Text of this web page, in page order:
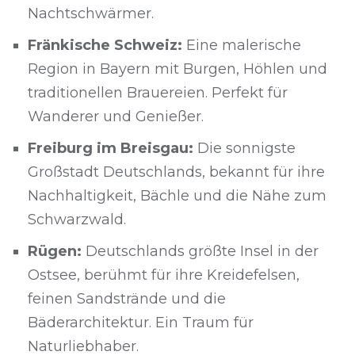
Nachtschwärmer.
Fränkische Schweiz: Eine malerische
Region in Bayern mit Burgen, Höhlen und
traditionellen Brauereien. Perfekt für
Wanderer und Genießer.
Freiburg im Breisgau: Die sonnigste
Großstadt Deutschlands, bekannt für ihre
Nachhaltigkeit, Bächle und die Nähe zum
Schwarzwald.
Rügen: Deutschlands größte Insel in der
Ostsee, berühmt für ihre Kreidefelsen,
feinen Sandstrände und die
Bäderarchitektur. Ein Traum für
Naturliebhaber.